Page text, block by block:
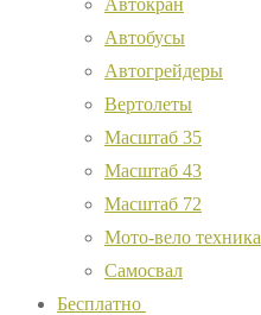
Автобусы
Автогрейдеры
Вертолеты
Масштаб 35
Масштаб 43
Масштаб 72
Мото-вело техника
Самосвал
Бесплатно